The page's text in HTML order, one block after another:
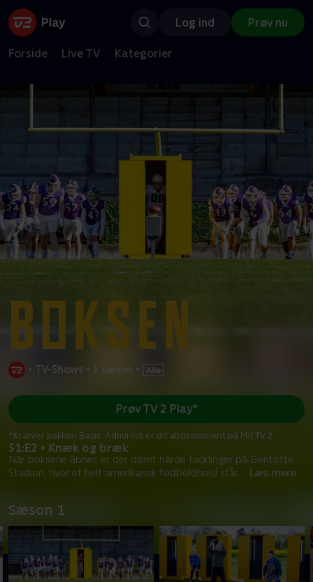
Log ind Prøv nu
Forside Live TV Kategorier
• TV-Shows • 1 sæson •
S1:E2 • Knæk og bræk
Når boksene åbner, er der dømt hårde tacklinger på Gentofte
Stadion, hvor et helt amerikansk fodboldhold står... Læs mere
Prøv TV 2 Play*
*Kræver pakken Basis. Administrer dit abonnement på Mit TV 2.
Sæson 1